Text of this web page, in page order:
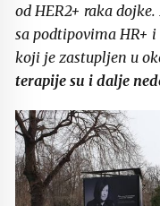
od HER2+ raka
sa podtipovima HR+
koji je zastupljen u
terapije su i dalje